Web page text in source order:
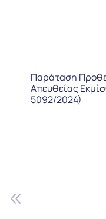
Παράταση
Απευθείας
5092/2024)